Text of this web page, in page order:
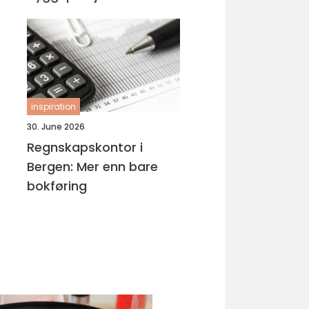
inspiration
30. June 2026
Regnskapskontor i
Bergen: Mer enn bare
bokføring